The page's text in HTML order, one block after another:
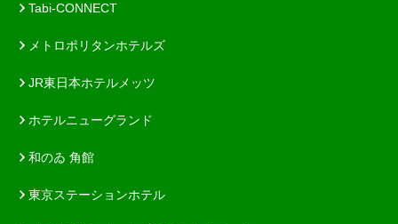
Tabi-CONNECT
メトロポリタンホテルズ
JR東日本ホテルメッツ
ホテルニューグランド
和のゐ 角館
東京ステーションホテル